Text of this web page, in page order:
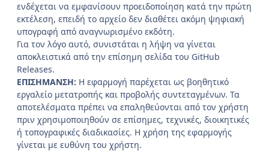
ενδέχεται να εμφανίσουν προειδοποίηση κατά την πρώτη
εκτέλεση, επειδή το αρχείο δεν διαθέτει ακόμη ψηφιακή
υπογραφή από αναγνωρισμένο εκδότη.
Για τον λόγο αυτό, συνιστάται η λήψη να γίνεται
αποκλειστικά από την επίσημη σελίδα του GitHub
Releases.
ΕΠΙΣΗΜΑΝΣΗ: Η εφαρμογή παρέχεται ως βοηθητικό
εργαλείο μετατροπής και προβολής συντεταγμένων. Τα
αποτελέσματα πρέπει να επαληθεύονται από τον χρήστη
πριν χρησιμοποιηθούν σε επίσημες, τεχνικές, διοικητικές
ή τοπογραφικές διαδικασίες. Η χρήση της εφαρμογής
γίνεται με ευθύνη του χρήστη.